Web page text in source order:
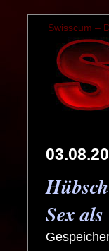
Swisscum –
Sex